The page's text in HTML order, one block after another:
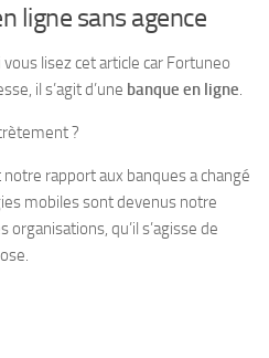
ligne sans agence
lisez cet article car Fortuneo
il s’agit d’une banque en ligne.
?
rapport aux banques a changé
mobiles sont devenus notre
qu’il s’agisse de